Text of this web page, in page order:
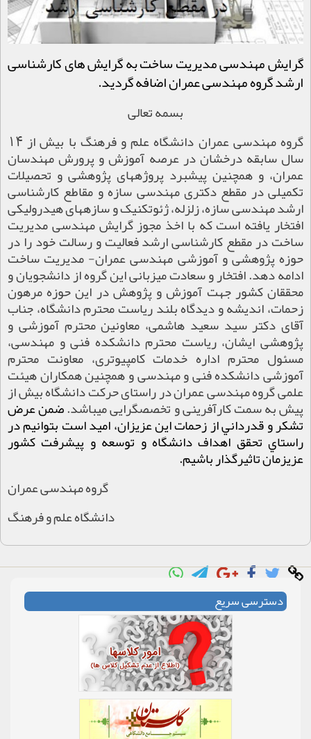
گرایش مهندسی مدیریت ساخت به گرایش های کارشناسی
ارشد گروه مهندسی عمران اضافه گردید.
بسمه تعالی
گروه مهندسی عمران دانشگاه علم و فرهنگ با بیش از 14
سال سابقه درخشان در عرصه آموزش و پرورش مهندسان
عمران، و همچنین پیشبرد پروژه­های پژوهشی و تحصیلات
تکمیلی در مقطع دکتری مهندسی سازه و مقاطع کارشناسی
ارشد مهندسی سازه، زلزله، ژئوتکنیک و سازه­های هیدرولیکی
افتخار یافته است که با اخذ مجوز گرایش مهندسی مدیریت
ساخت در مقطع کارشناسی ارشد فعالیت و رسالت خود را در
حوزه پژوهشی و آموزشی مهندسی عمران- مدیریت ساخت
ادامه دهد. افتخار و سعادت میزبانی این گروه از دانشجویان و
محققان کشور جهت آموزش و پژوهش در این حوزه مرهون
زحمات، اندیشه و دیدگاه بلند ریاست محترم دانشگاه، جناب
آقای دکتر سید سعید هاشمی، معاونین محترم آموزشی و
پژوهشی ایشان، ریاست محترم دانشکده فنی و مهندسی،
مسئول محترم اداره خدمات کامپیوتری، معاونت محترم
آموزشی دانشکده فنی و مهندسی و همچنین همکاران هیئت
علمی گروه مهندسی عمران در راستای حرکت دانشگاه بیش از
پیش به سمت کارآفرینی و تخصص­گرایی می­باشد.ضمن عرض
تشكر و قدرداني از زحمات اين عزيزان، اميد است بتوانيم در
راستاي تحقق اهداف دانشگاه و توسعه و پيشرفت كشور
عزيزمان تاثيرگذار باشيم.
گروه مهندسی عمران
دانشگاه علم و فرهنگ
دسترسی سریع